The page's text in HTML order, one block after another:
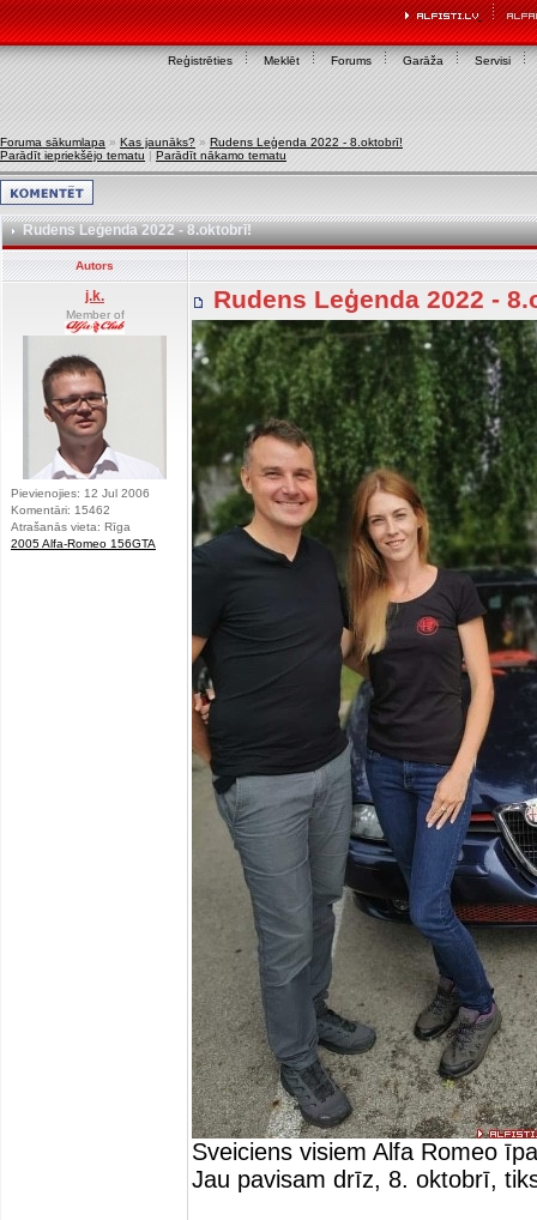
Reģistrēties Meklēt Forums Garāža Servisi
Foruma sākumlapa » Kas jaunāks? » Rudens Leģenda 2022 - 8.oktobrī!
Parādīt iepriekšējo tematu | Parādīt nākamo tematu
Rudens Leģenda 2022 - 8.oktobrī!
Autors
j.k.
Member of
Pievienojies: 12 Jul 2006
Komentāri: 15462
Atrašanās vieta: Rīga
2005 Alfa-Romeo 156GTA
Rudens Leģenda 2022 -
Sveiciens visiem Alfa Romeo
Jau pavisam drīz, 8. oktobrī,